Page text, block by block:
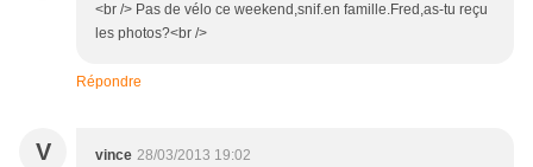
<br /> Pas de vélo ce weekend,snif.en famille.Fred,as-tu reçu
les photos?<br />
Répondre
V vince 28/03/2013 19:02